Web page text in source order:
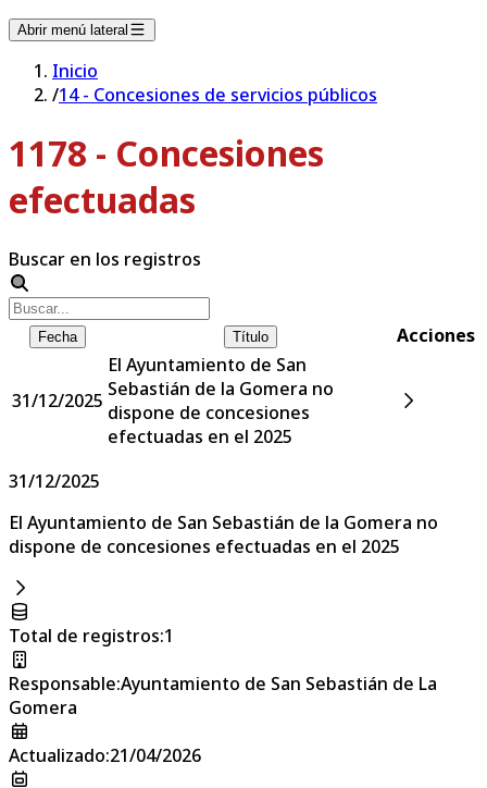
Abrir menú lateral
Inicio
/14 - Concesiones de servicios públicos
1178 - Concesiones
efectuadas
Buscar en los registros
Fecha Título Acciones
31/12/2025
El Ayuntamiento de San
Sebastián de la Gomera no
dispone de concesiones
efectuadas en el 2025
31/12/2025
El Ayuntamiento de San Sebastián de la Gomera no
dispone de concesiones efectuadas en el 2025
Total de registros:1
Responsable:Ayuntamiento de San Sebastián de La
Gomera
Actualizado:21/04/2026